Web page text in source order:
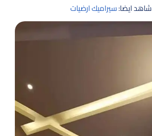
شاهد ايضا:سيراميك ارضيات